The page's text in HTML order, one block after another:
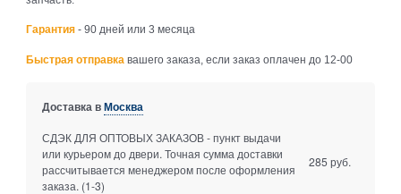
Гарантия - 90 дней или 3 месяца
Быстрая отправка вашего заказа, если заказ оплачен до 12-00
Доставка вМосква
СДЭК ДЛЯ ОПТОВЫХ ЗАКАЗОВ - пункт выдачи
или курьером до двери. Точная сумма доставки
рассчитывается менеджером после оформления
заказа. (1-3)
285 руб.